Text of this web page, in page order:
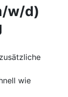
w/d)
wie